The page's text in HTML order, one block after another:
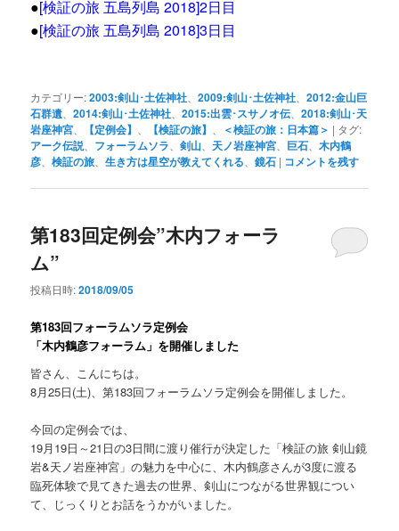
●[検証の旅 五島列島 2018]2日目
●[検証の旅 五島列島 2018]3日目
カテゴリー:2003:剣山･土佐神社 、2009:剣山･土佐神社 、2012:金山巨
石群遺 、2014:剣山･土佐神社 、2015:出雲･スサノオ伝 、2018:剣山･天
岩座神宮
【定例会】 【検証の旅】 ＜検証の旅：日本篇＞ | タグ:
アーク伝説 フォーラムソラ 、剣山 天ノ岩座神宮 巨石 、木内鶴
彦 、検証の旅 、生き方は星空が教えてくれる 、鏡石 | コメントを残す
第183回定例会”木内フォーラ
ム”
投稿日時:2018/09/05
第183回フォーラムソラ定例会
「木内鶴彦フォーラム」を開催しました
皆さん、こんにちは。
8月25日(土)、第183回フォーラムソラ定例会を開催しました。
今回の定例会では、
19月19日～21日の3日間に渡り催行が決定した「検証の旅 剣山鏡
岩&天ノ岩座神宮」の魅力を中心に、木内鶴彦さんが3度に渡る
臨死体験で見てきた過去の世界、剣山につながる世界観につい
て、じっくりとお話をうかがいました。